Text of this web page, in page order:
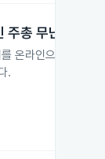
총 무난히 종료
라인으로 열었고
.